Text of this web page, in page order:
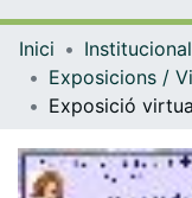
Inici Institucional